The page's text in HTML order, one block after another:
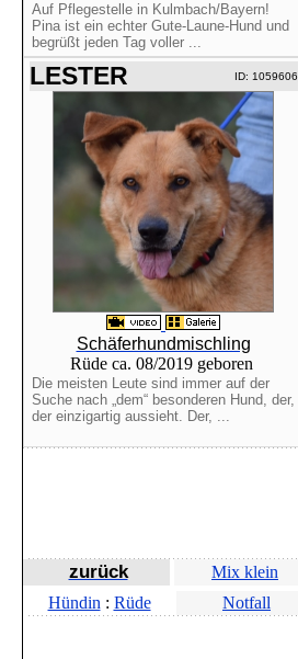
Auf Pflegestelle in Kulmbach/Bayern!
Pina ist ein echter Gute-Laune-Hund und
begrüßt jeden Tag voller ...
LESTER ID: 1059606
Schäferhundmischling
Rüde ca. 08/2019 geboren
Die meisten Leute sind immer auf der
Suche nach „dem“ besonderen Hund, der,
der einzigartig aussieht. Der, ...
zurück Mix klein
Hündin : Rüde Notfall